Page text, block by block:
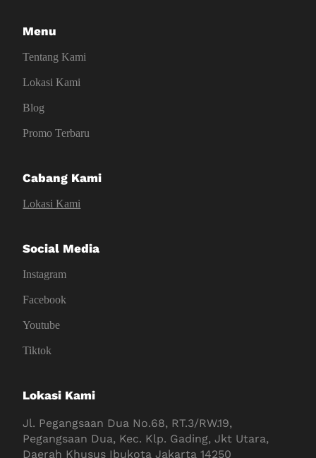
Menu
Tentang Kami
Lokasi Kami
Blog
Promo Terbaru
Cabang Kami
Lokasi Kami
Social Media
Instagram
Facebook
Youtube
Tiktok
Lokasi Kami
Jl. Pegangsaan Dua No.68, RT.3/RW.19,
Pegangsaan Dua, Kec. Klp. Gading, Jkt Utara,
Daerah Khusus Ibukota Jakarta 14250